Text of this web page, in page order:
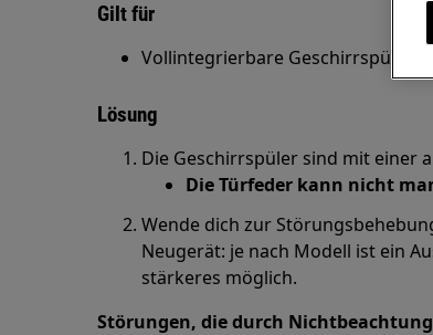
Gilt für
Vollintegrierbare Geschirrspüler
Lösung
Die Geschirrspüler sind mit einer
Die Türfeder kann nicht
Wende dich zur
Neugerät: je nach Modell ist ein
stärkeres möglich.
Störungen, die durch